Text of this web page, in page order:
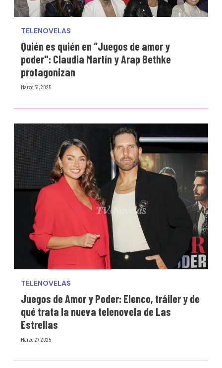
TELENOVELAS
Quién es quién en “Juegos de amor y
poder": Claudia Martín y Arap Bethke
protagonizan
Marzo 31, 2025
TELENOVELAS
Juegos de Amor y Poder: Elenco, tráiler y de
qué trata la nueva telenovela de Las
Estrellas
Marzo 27, 2025